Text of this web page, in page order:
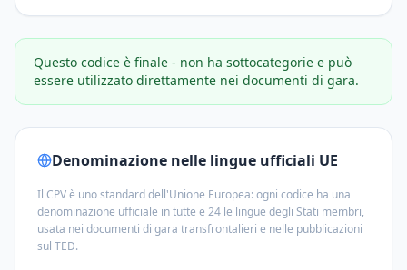
Questo codice è finale - non ha sottocategorie e può
essere utilizzato direttamente nei documenti di gara.
Denominazione nelle lingue ufficiali UE
Il CPV è uno standard dell'Unione Europea: ogni codice ha una
denominazione ufficiale in tutte e 24 le lingue degli Stati membri,
usata nei documenti di gara transfrontalieri e nelle pubblicazioni
sul TED.